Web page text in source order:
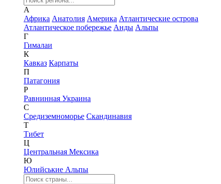
А
Африка Анатолия Америка Атлантические острова
Атлантическое побережье Анды Альпы
Г
Гималаи
К
Кавказ Карпаты
П
Патагония
Р
Равнинная Украина
С
Средиземноморье Скандинавия
Т
Тибет
Ц
Центральная Мексика
Ю
Юлийськие Альпы